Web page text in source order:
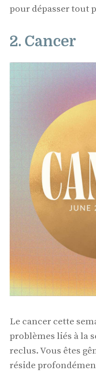
pour dépasser tout
2. Cancer
Le cancer cette
problèmes liés à la
reclus. Vous êtes
réside